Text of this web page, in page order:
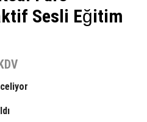
Sesli Eğitim
KDV